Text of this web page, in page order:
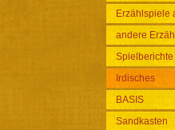
Erzählspiele
andere
Spielberichte
Irdisches
BASIS
Sandkasten